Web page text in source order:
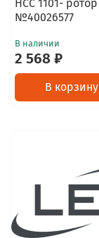
НСС 1101- ротор
№40026577
В наличии
2 568 ₽
В корзину